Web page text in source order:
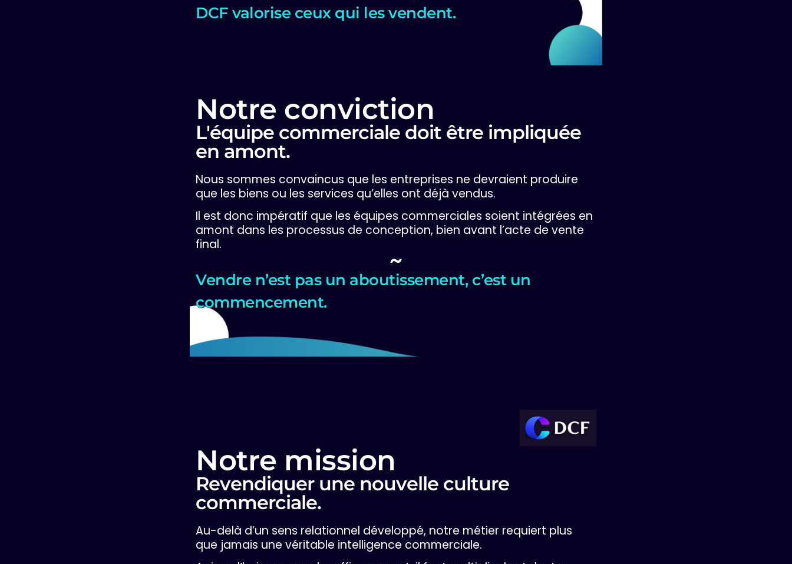
DCF valorise ceux qui les vendent.
Notre conviction
L'équipe commerciale doit être impliquée
en amont.
Nous sommes convaincus que les entreprises ne devraient produire
que les biens ou les services qu’elles ont déjà vendus.
Il est donc impératif que les équipes commerciales soient intégrées en
amont dans les processus de conception, bien avant l’acte de vente
final.
~
Vendre n’est pas un aboutissement, c’est un
commencement.
Notre mission
Revendiquer une nouvelle culture
commerciale.
Au-delà d’un sens relationnel développé, notre métier requiert plus
que jamais une véritable intelligence commerciale.